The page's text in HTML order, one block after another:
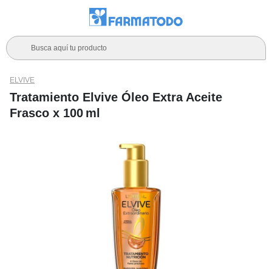
Busca aquí tu producto
ELVIVE
Tratamiento Elvive Óleo Extra Aceite
Frasco x 100 ml